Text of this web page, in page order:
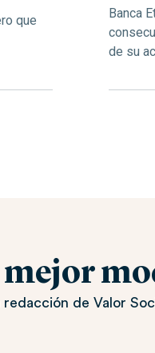
que
Banca
de su
mejor
redacción de Valor